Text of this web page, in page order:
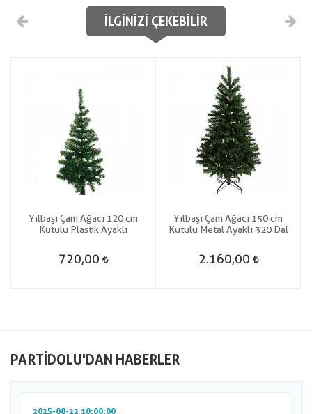
İLGINIZI ÇEKEBILIR
Yılbaşı Çam Ağacı 120 cm
Kutulu Plastik Ayaklı
720,00
Yılbaşı Çam Ağacı 150 cm
Kutulu Metal Ayaklı 320 Dal
2.160,00
PARTIDOLU'DAN HABERLER
2025-08-22 10:00:00